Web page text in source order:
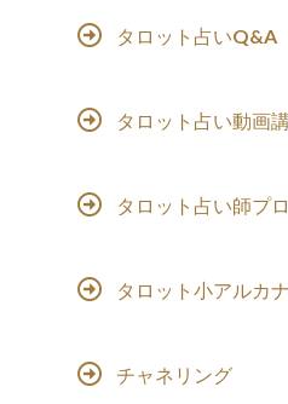
タロット占いQ&A
タロット占い動画
タロット占い師プ
タロット小アルカ
チャネリング